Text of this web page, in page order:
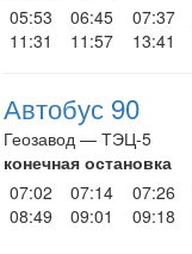
05:53
06:45 07:37
11:31
11:57 13:41
Автобус 90
Геозавод — ТЭЦ-5
конечная остановка
07:02
07:14 07:26
08:49
09:01 09:18